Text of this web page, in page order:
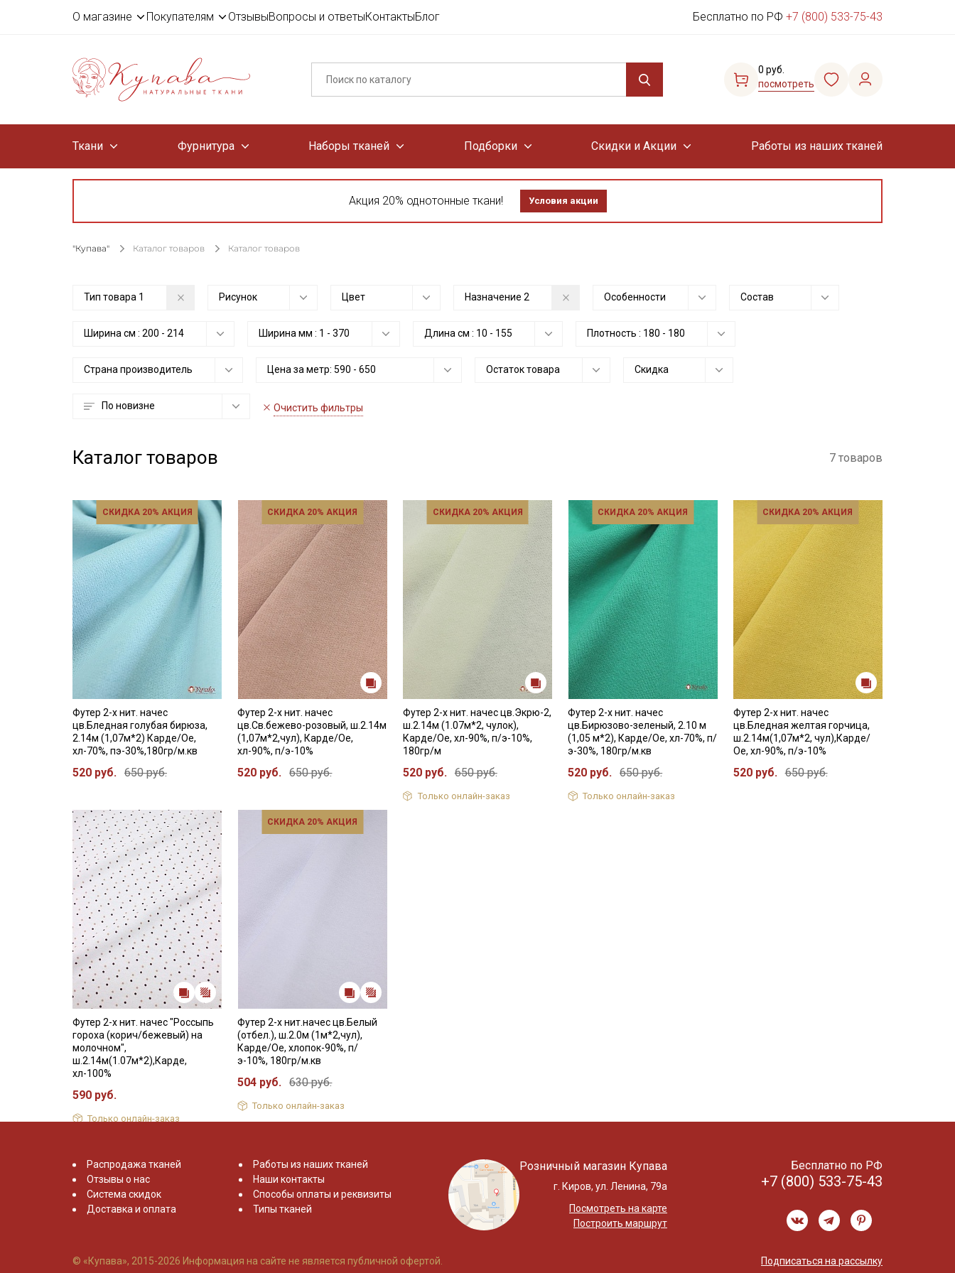
О магазине Покупателям ОтзывыВопросы и ответыКонтактыБлог Бесплатно по РФ +7 (800) 533-75-43
0 руб.
посмотреть
Ткани Фурнитура Наборы тканей Подборки Скидки и Акции Работы из наших тканей
Акция 20% однотонные ткани! Условия акции
"Купава" Каталог товаров Каталог товаров
Тип товара 1 Рисунок Цвет Назначение 2 Особенности Состав
Ширина см : 200 - 214 Ширина мм : 1 - 370 Длина см : 10 - 155 Плотность : 180 - 180
Страна производитель Цена за метр: 590 - 650 Остаток товара Скидка
По новизне Очистить фильтры
Каталог товаров 7 товаров
СКИДКА 20% АКЦИЯ
Футер 2-х нит. начес
цв.Бледная голубая бирюза,
2.14м (1,07м*2) Карде/Ое,
хл-70%, пэ-30%,180гр/м.кв
520 руб. 650 руб.
СКИДКА 20% АКЦИЯ
Футер 2-х нит. начес
цв.Св.бежево-розовый, ш.2.14м
(1,07м*2,чул), Карде/Ое,
хл-90%, п/э-10%
520 руб. 650 руб.
СКИДКА 20% АКЦИЯ
Футер 2-х нит. начес цв.Экрю-2,
ш.2.14м (1.07м*2, чулок),
Карде/Ое, хл-90%, п/э-10%,
180гр/м
520 руб. 650 руб.
Только онлайн-заказ
СКИДКА 20% АКЦИЯ
Футер 2-х нит. начес
цв.Бирюзово-зеленый, 2.10 м
(1,05 м*2), Карде/Ое, хл-70%, п/
э-30%, 180гр/м.кв
520 руб. 650 руб.
Только онлайн-заказ
СКИДКА 20% АКЦИЯ
Футер 2-х нит. начес
цв.Бледная желтая горчица,
ш.2.14м(1,07м*2, чул),Карде/
Ое, хл-90%, п/э-10%
520 руб. 650 руб.
Футер 2-х нит. начес "Россыпь
гороха (корич/бежевый) на
молочном",
ш.2.14м(1.07м*2),Карде,
хл-100%
590 руб.
Только онлайн-заказ
СКИДКА 20% АКЦИЯ
Футер 2-х нит.начес цв.Белый
(отбел.), ш.2.0м (1м*2,чул),
Карде/Ое, хлопок-90%, п/
э-10%, 180гр/м.кв
504 руб. 630 руб.
Только онлайн-заказ
Распродажа тканей
Отзывы о нас
Система скидок
Доставка и оплата
Работы из наших тканей
Наши контакты
Способы оплаты и реквизиты
Типы тканей
Розничный магазин Купава
г. Киров, ул. Ленина, 79а
Посмотреть на карте
Построить маршрут
Бесплатно по РФ
+7 (800) 533-75-43
© «Купава», 2015-2026 Информация на сайте не является публичной офертой. Подписаться на рассылку
Секретная рассылка от
Купава
Мы публикуем здесь дополнительные
промокоды и скидки до 30% на узкие
категории тканей
Электронная почта
Подписаться
Ознакомлен(а) с Политикой обработки персональных
и даюСогласие на обработку персональных